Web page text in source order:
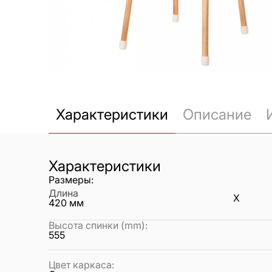
Характеристики Описание
Характеристики
Размеры:
Длина
420 мм X
Высота спинки (mm):
555
Цвет каркаса: